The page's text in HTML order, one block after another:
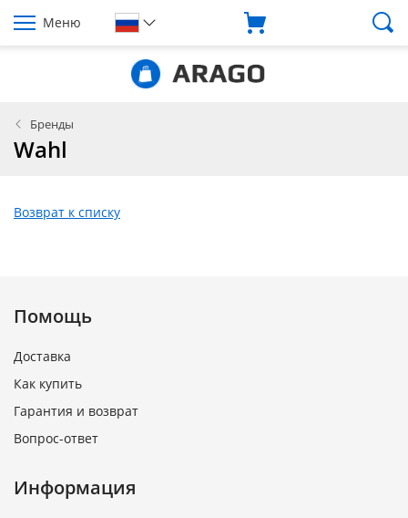
Меню
Бренды
Wahl
Возврат к списку
Помощь
Доставка
Как купить
Гарантия и возврат
Вопрос-ответ
Информация